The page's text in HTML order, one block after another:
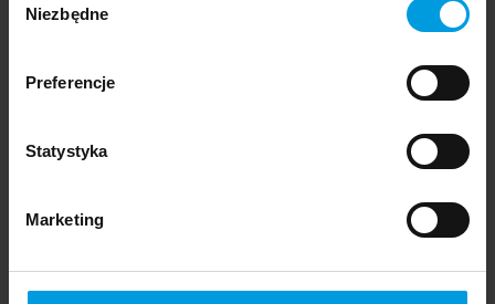
oferowanych na naszej stronie, w tym m.in. z
zgody
Niezbędne
Preferencje
Statystyka
Marketing